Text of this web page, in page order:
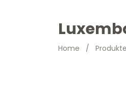
Home / Produkte